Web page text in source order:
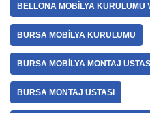
BELLONA MOBILYA KURULUMU
BURSA MOBILYA KURULUMU
BURSA MOBILYA MONTAJ
BURSA MONTAJ USTASI